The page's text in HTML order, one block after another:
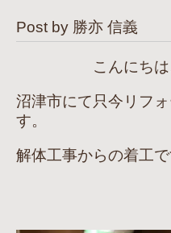
Post by 勝亦 信義
こんにちは、
沼津市にて只今リフ
す。
解体工事からの着工で